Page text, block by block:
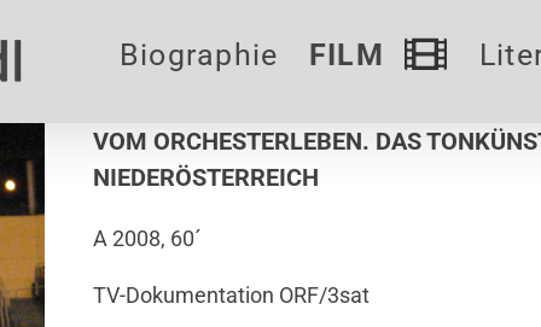
Biographie FILM
VOM ORCHESTERLEBEN. DAS
NIEDERÖSTERREICH
A 2008, 60´
TV-Dokumentation ORF/3sat